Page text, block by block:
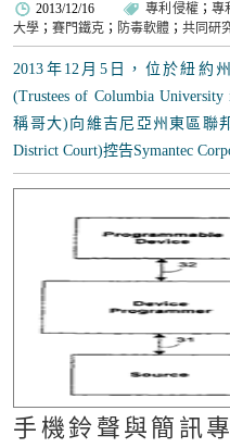
2013/12/16 專利侵權； 專
大學 ；賽門鐵克 ； 防毒軟體 ；共同研
2013年12月5日，位於紐約
(Trustees of Columbia
稱哥大)向維吉尼亞州東區聯
District Court)控告Symantec
手機鈴聲與簡訊